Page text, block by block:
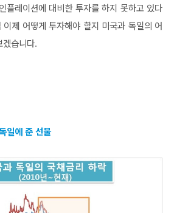
플레이션에 대비한 투자를 하지 못하고 있다
제 어떻게 투자해야 할지 미국과 독일의 어
습니다.
일에 준 선물